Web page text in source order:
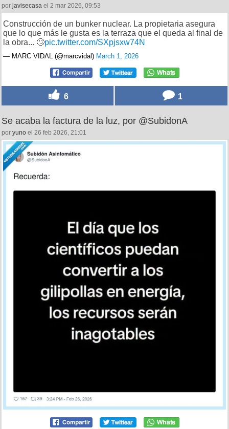
por javisecasa el 2 mar 2026, 09:53
Construcción de un bunker nuclear. La propietaria asegura
que lo que más le gusta es la terraza que el queda al final de
la obra... 🙄pic.twitter.com/SXpjsxw74N
— MΛRC VIDΛL (@marcvidal) March 1, 2026
6 1
Se acaba la factura de la luz, por @SubidonA
por yuno el 26 feb 2026, 21:01